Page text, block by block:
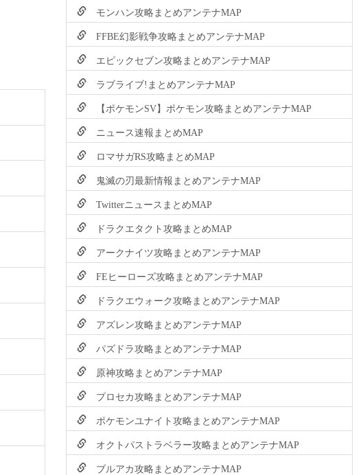
モンハン攻略まとめアンテナMAP
FFBE幻影戦争攻略まとめアンテナMAP
エピックセブン攻略まとめアンテナMAP
ラブライブ!まとめアンテナMAP
【ポケモンSV】ポケモン攻略まとめアンテナMAP
ニュース速報まとめMAP
ロマサガRS攻略まとめMAP
鬼滅の刃最新情報まとめアンテナMAP
TwitterニュースまとめMAP
ドラクエタクト攻略まとめMAP
アークナイツ攻略まとめアンテナMAP
FEヒーローズ攻略まとめアンテナMAP
ドラクエウォーク攻略まとめアンテナMAP
アズレン攻略まとめアンテナMAP
パズドラ攻略まとめアンテナMAP
原神攻略まとめアンテナMAP
プロセカ攻略まとめアンテナMAP
ポケモンユナイト攻略まとめアンテナMAP
オクトパストラベラー攻略まとめアンテナMAP
ブルアカ攻略まとめアンテナMAP